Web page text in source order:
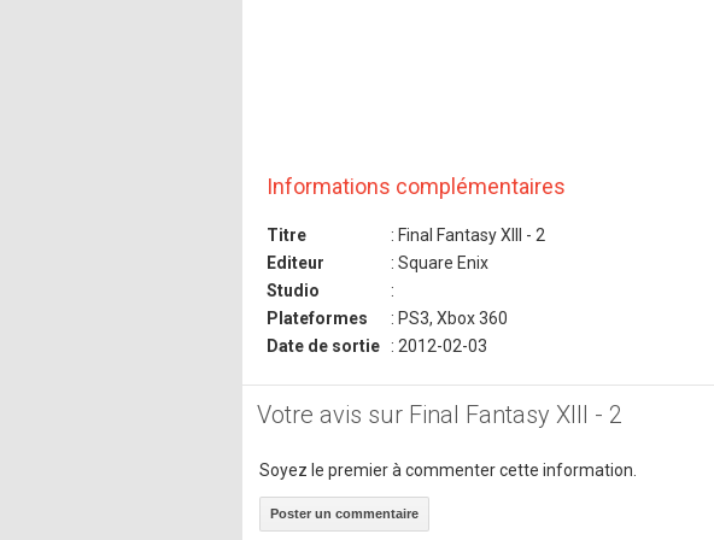
Informations complémentaires
Titre
: Final Fantasy XIII - 2
Editeur
: Square Enix
Studio
:
Plateformes
: PS3, Xbox 360
Date de sortie
: 2012-02-03
Votre avis sur Final Fantasy XIII - 2
Soyez le premier à commenter cette information.
Poster un commentaire